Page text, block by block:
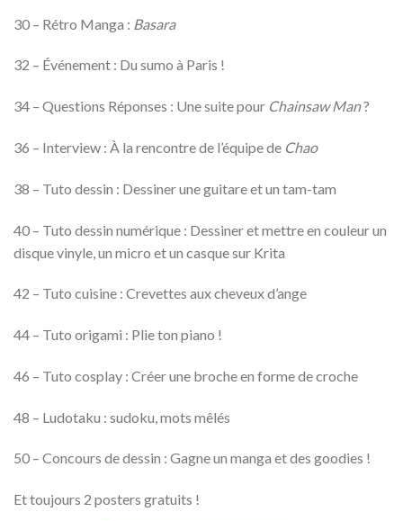
30 – Rétro Manga : Basara
32 – Événement : Du sumo à Paris !
34 – Questions Réponses : Une suite pour Chainsaw Man?
36 – Interview : À la rencontre de l’équipe de Chao
38 – Tuto dessin : Dessiner une guitare et un tam-tam
40 – Tuto dessin numérique : Dessiner et mettre en couleur un
disque vinyle, un micro et un casque sur Krita
42 – Tuto cuisine : Crevettes aux cheveux d’ange
44 – Tuto origami : Plie ton piano !
46 – Tuto cosplay : Créer une broche en forme de croche
48 – Ludotaku : sudoku, mots mêlés
50 – Concours de dessin : Gagne un manga et des goodies !
Et toujours 2 posters gratuits !